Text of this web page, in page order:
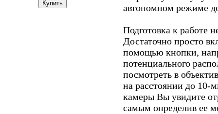
автономном режиме
Подготовка к работе
Достаточно просто
помощью кнопки,
потенциального
посмотреть в
на расстоянии до 10-
камеры Вы увидите
самым определив ее